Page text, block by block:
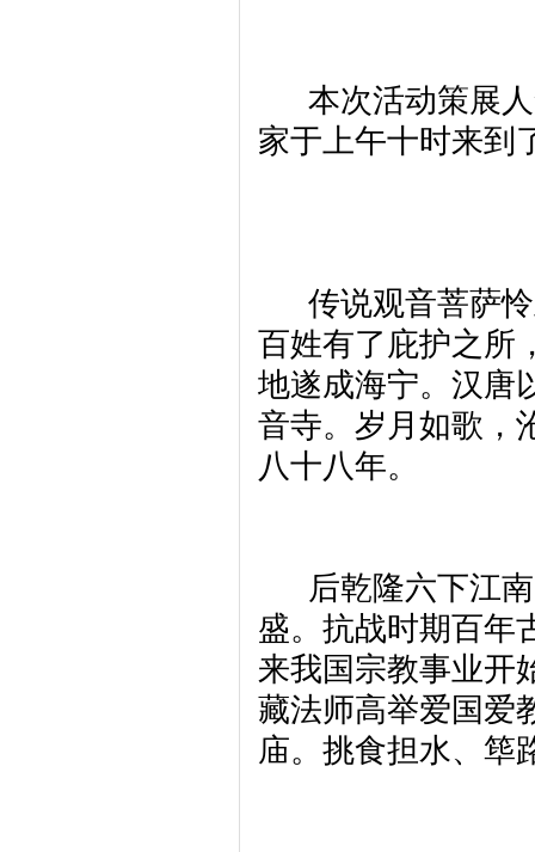
本次活动策展人
家于上午十时来到
传说观音菩萨怜
百姓有了庇护之所
地遂成海宁。汉唐
音寺。岁月如歌，
八十八年。
后乾隆六下江南
盛。抗战时期百年
来我国宗教事业开
藏法师高举爱国爱
庙。挑食担水、筚